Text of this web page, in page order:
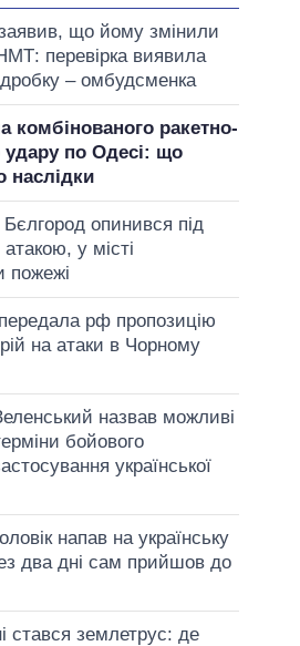
заявив, що йому змінили
перевірка виявила
– омбудсменка
комбінованого ракетно-
удару по Одесі: що
наслідки
Бєлгород опинився під
у місті
пожежі
рф пропозицію
на атаки в Чорному
назвав можливі
бойового
української
напав на українську
два дні сам прийшов до
стався землетрус: де